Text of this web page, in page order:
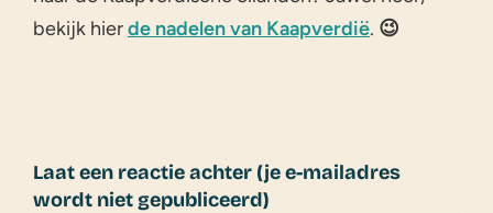
bekijk hierde nadelen van Kaapverdië. 😉
Laat een reactie achter (je e-mailadres
wordt niet gepubliceerd)